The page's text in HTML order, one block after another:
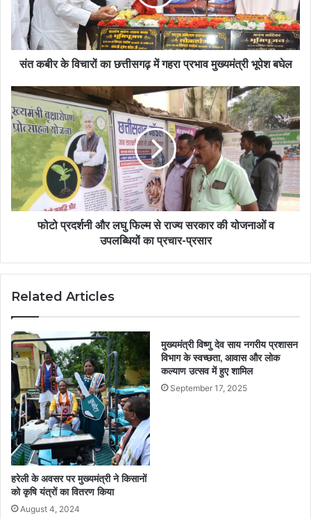
संत कबीर के विचारों का छत्तीसगढ़ में गहरा प्रभाव मुख्यमंत्री भूपेश बघेल
फोटो प्रदर्शनी और लघु फिल्म से राज्य सरकार की योजनाओं व
उपलब्धियों का प्रचार-प्रसार
Related Articles
हरेली के अवसर पर मुख्यमंत्री ने किसानों
को कृषि यंत्रों का वितरण किया
August 4, 2024
मुख्यमंत्री विष्णु देव साय नगरीय प्रशासन
विभाग के स्वच्छता, आवास और लोक
कल्याण उत्सव में हुए शामिल
September 17, 2025